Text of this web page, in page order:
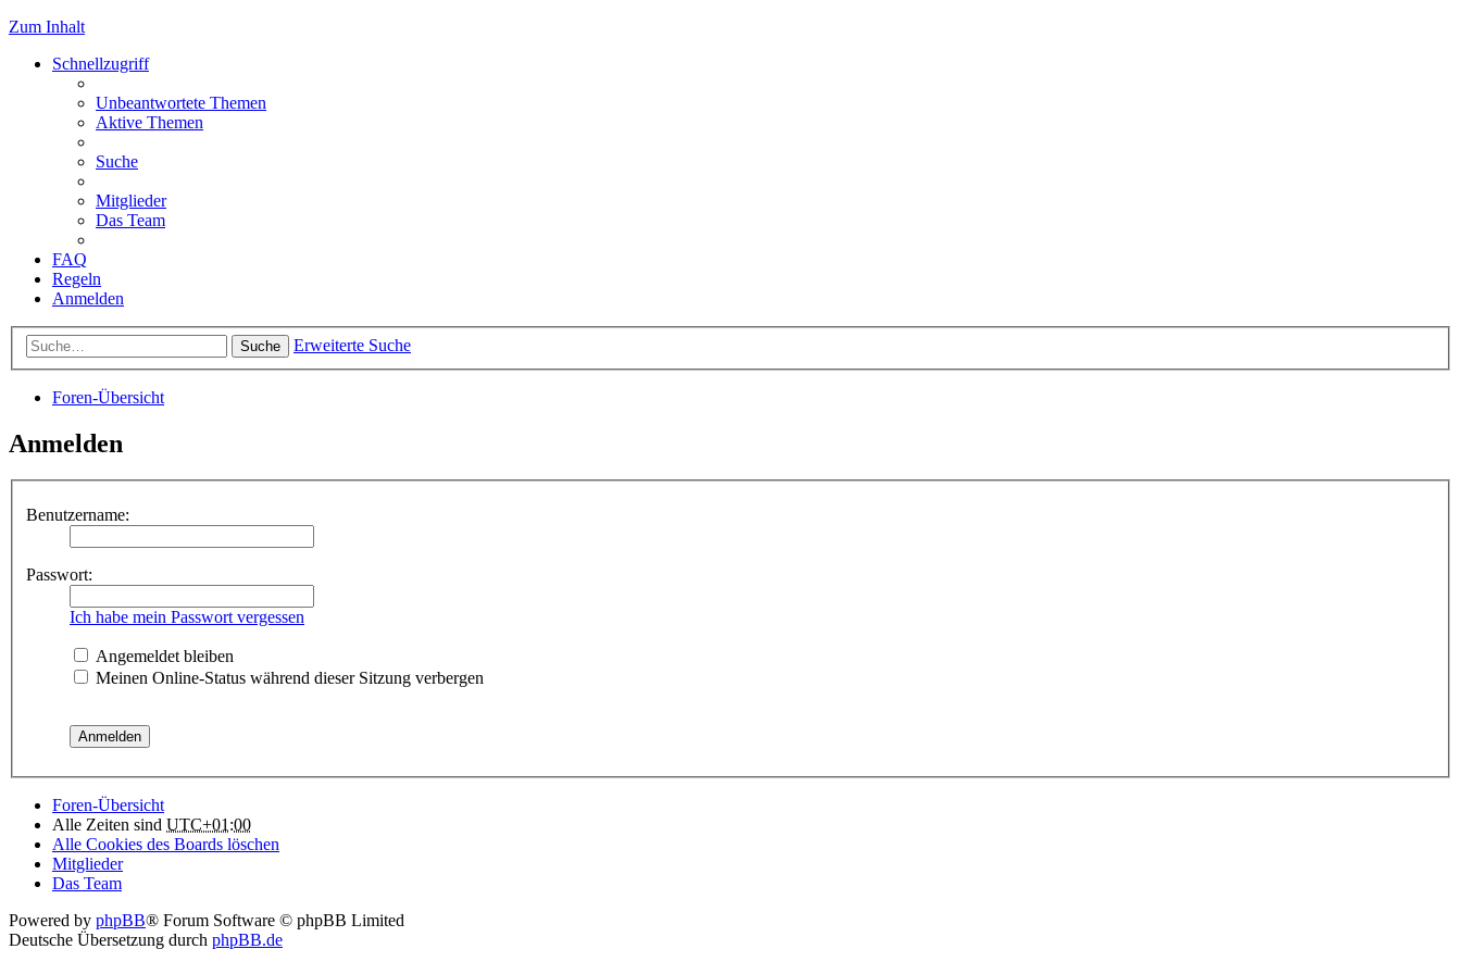
Zum Inhalt
Schnellzugriff
Unbeantwortete Themen
Aktive Themen
Suche
Mitglieder
Das Team
FAQ
Regeln
Anmelden
Suche Erweiterte Suche
Foren-Übersicht
Anmelden
Benutzername:
Passwort:
Ich habe mein Passwort vergessen
Angemeldet bleiben
Meinen Online-Status während dieser Sitzung verbergen
Foren-Übersicht
Alle Zeiten sind UTC+01:00
Alle Cookies des Boards löschen
Mitglieder
Das Team
Powered by phpBB® Forum Software © phpBB Limited
Deutsche Übersetzung durch phpBB.de